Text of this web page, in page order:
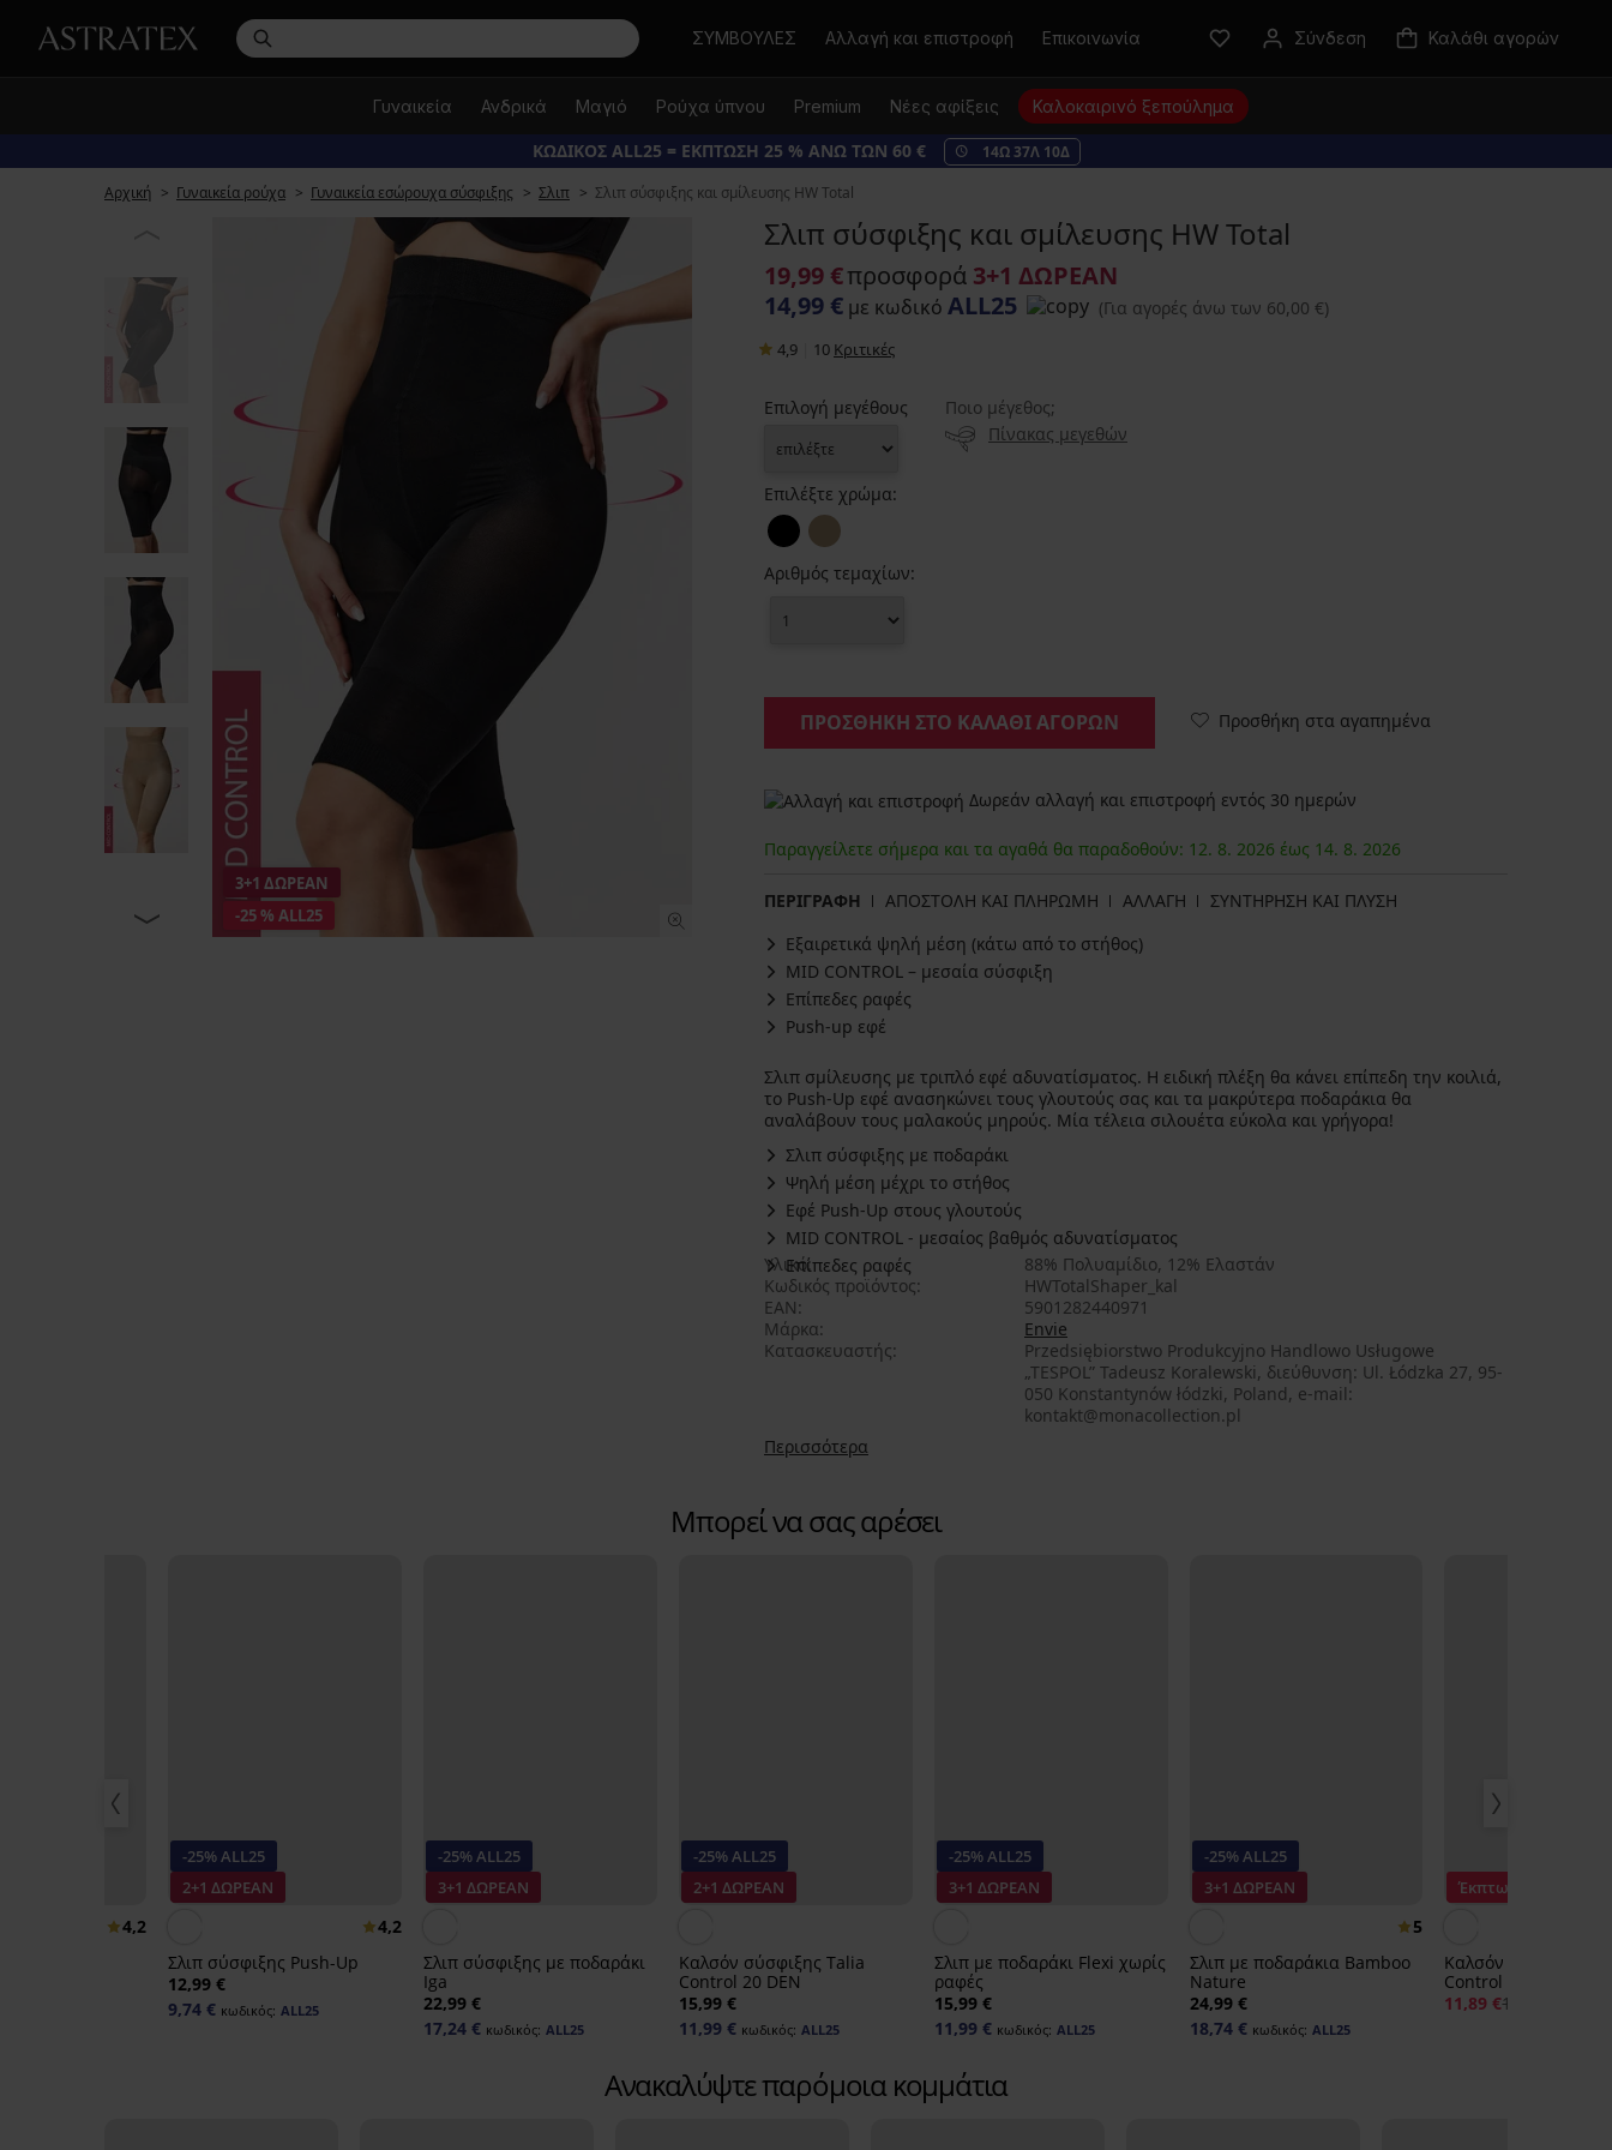
Αναζήτηση
ΣΥΜΒΟΥΛΕΣ Αλλαγή και επιστροφή Επικοινωνία Σύνδεση Καλάθι αγορών
Γυναικεία Ανδρικά Μαγιό Ρούχα ύπνου Premium Νέες αφίξεις Καλοκαιρινό ξεπούλημα
ΚΩΔΙΚΟΣ ALL25 = ΕΚΠΤΩΣΗ 25 % ΑΝΩ ΤΩΝ 60 € 14Ω37Λ 10Δ
Αρχική
Γυναικεία ρούχα Γυναικεία εσώρουχα σύσφιξης Σλιπ Σλιπ σύσφιξης και σμίλευσης HW Total
3+1 ΔΩΡΕΑΝ
-25 % ALL25
Σλιπ σύσφιξης και σμίλευσης HW Total
19,99 €προσφορά 3+1 ΔΩΡΕΑΝ
14,99 € με κωδικό ALL25 (Για αγορές άνω των 60,00 €)
4,9 10 Κριτικές
Επιλογή μεγέθους
Ποιο μέγεθος;
Πίνακας μεγεθών
Επιλέξτε χρώμα:
Αριθμός τεμαχίων:
ΠΡΟΣΘΗΚΗ ΣΤΟ ΚΑΛΑΘΙ ΑΓΟΡΩΝ Προσθήκη στα αγαπημένα
Δωρεάν αλλαγή και επιστροφή εντός 30 ημερών
Παραγγείλετε σήμερα και τα αγαθά θα παραδοθούν: 12. 8. 2026 έως 14. 8. 2026
ΠΕΡΙΓΡΑΦΗ ΑΠΟΣΤΟΛΗ ΚΑΙ ΠΛΗΡΩΜΗ ΑΛΛΑΓΗ
ΣΥΝΤΗΡΗΣΗ ΚΑΙ ΠΛΥΣΗ
Εξαιρετικά ψηλή μέση (κάτω από το στήθος)
MID CONTROL – μεσαία σύσφιξη
Επίπεδες ραφές
Push-up εφέ
Σλιπ σμίλευσης με τριπλό εφέ αδυνατίσματος. Η ειδική πλέξη θα κάνει επίπεδη την κοιλιά,
το Push-Up εφέ ανασηκώνει τους γλουτούς σας και τα μακρύτερα ποδαράκια θα
αναλάβουν τους μαλακούς μηρούς. Μία τέλεια σιλουέτα εύκολα και γρήγορα!
Σλιπ σύσφιξης με ποδαράκι
Ψηλή μέση μέχρι το στήθος
Εφέ Push-Up στους γλουτούς
MID CONTROL - μεσαίος βαθμός αδυνατίσματος
Επίπεδες ραφές
Υλικό
88% Πολυαμίδιο, 12% Ελαστάν
Κωδικός προϊόντος
HWTotalShaper_kal
EAN
5901282440971
Μάρκα
Envie
Κατασκευαστής
Przedsiębiorstwo Produkcyjno Handlowo Usługowe
„TESPOL” Tadeusz Koralewski, διεύθυνση: Ul. Łódzka 27, 95-
050 Konstantynów łódzki, Poland, e-mail:
kontakt@monacollection.pl
Περισσότερα
Μπορεί να σας αρέσει
4,2
-25% ALL25
2+1 ΔΩΡΕΑΝ
4,2
Σλιπ σύσφιξης Push-Up
12,99 €
9,74 € κωδικός: ALL25
-25% ALL25
3+1 ΔΩΡΕΑΝ
Σλιπ σύσφιξης με ποδαράκι
Iga
22,99 €
17,24 € κωδικός: ALL25
-25% ALL25
2+1 ΔΩΡΕΑΝ
Καλσόν σύσφιξης Talia
Control 20 DEN
15,99 €
11,99 € κωδικός: ALL25
-25% ALL25
3+1 ΔΩΡΕΑΝ
Σλιπ με ποδαράκι Flexi χωρίς
ραφές
15,99 €
11,99 € κωδικός: ALL25
-25% ALL25
3+1 ΔΩΡΕΑΝ
5
Σλιπ με ποδαράκια Bamboo
Nature
24,99 €
18,74 € κωδικός: ALL25
Έκπτωση -30%
Καλσόν σύσφιξης
Control 40 DEN
11,89 €16,99 €
Ανακαλύψτε παρόμοια κομμάτια